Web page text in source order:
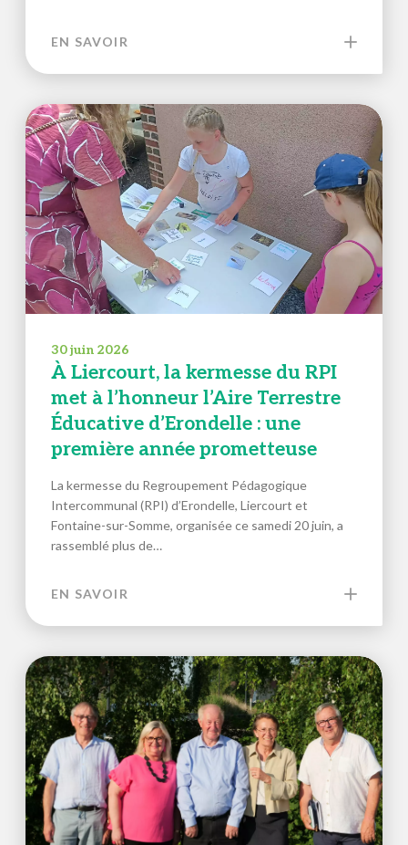
EN SAVOIR
30 juin 2026
À Liercourt, la kermesse du RPI
met à l’honneur l’Aire Terrestre
Éducative d’Erondelle : une
première année prometteuse
La kermesse du Regroupement Pédagogique
Intercommunal (RPI) d’Erondelle, Liercourt et
Fontaine-sur-Somme, organisée ce samedi 20 juin, a
rassemblé plus de…
EN SAVOIR